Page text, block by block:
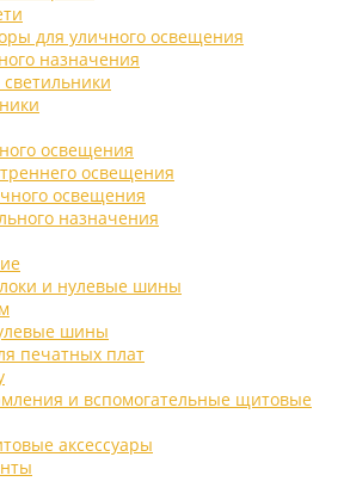
для уличного освещения
назначения
освещения
освещения
освещения
назначения
и нулевые шины
шины
печатных плат
и вспомогательные щитовые
аксессуары